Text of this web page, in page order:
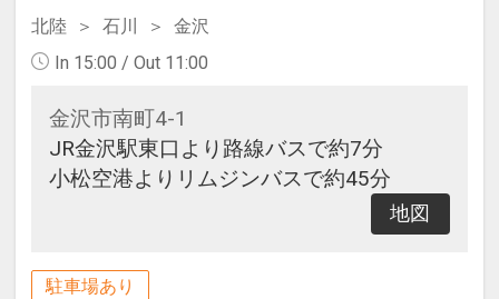
北陸 石川
金沢
In 15:00 / Out 11:00
金沢市南町4-1
JR金沢駅東口より路線バスで約7分
小松空港よりリムジンバスで約45分
地図
駐車場あり